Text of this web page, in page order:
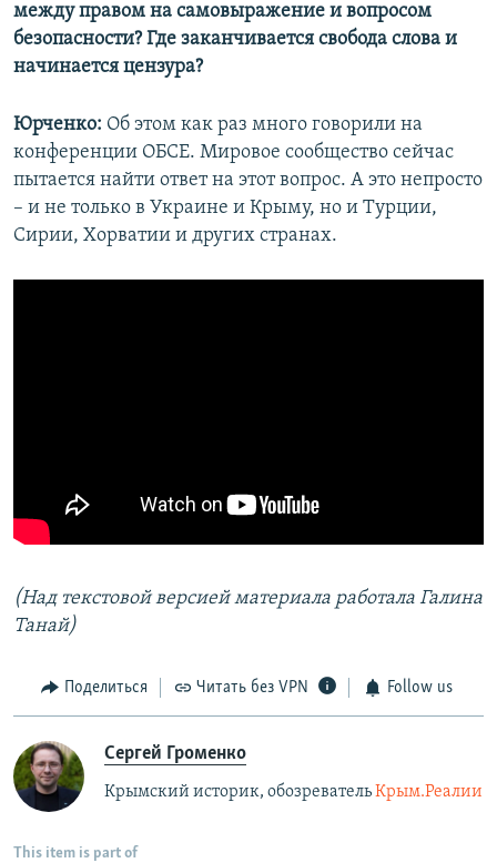
между правом на самовыражение и вопросом
безопасности? Где заканчивается свобода слова и
начинается цензура?
Юрченко: Об этом как раз много говорили на
конференции ОБСЕ. Мировое сообщество сейчас
пытается найти ответ на этот вопрос. А это непросто
– и не только в Украине и Крыму, но и Турции,
Сирии, Хорватии и других странах.
(Над текстовой версией материала работала Галина
Танай)
Поделиться Читать без VPN Follow us
Сергей Громенко
Крымский историк, обозревательКрым.Реалии
This item is part of